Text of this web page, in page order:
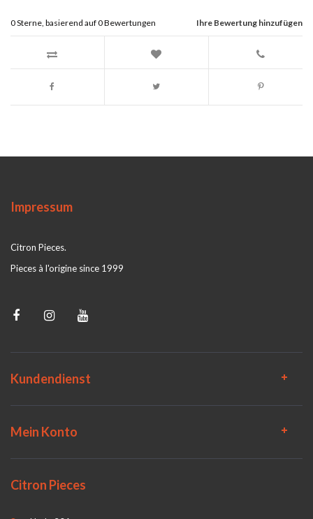
Ihre Bewertung hinzufügen
0Sterne, basierend auf0Bewertungen
Impressum
Citron Pieces.
Pieces à l'origine since 1999
Kundendienst
Mein Konto
Citron Pieces